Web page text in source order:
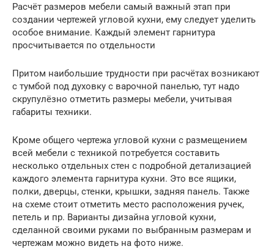
Расчёт размеров мебели самый важный этап при
создании чертежей угловой кухни, ему следует уделить
особое внимание. Каждый элемент гарнитура
просчитывается по отдельности
Притом наибольшие трудности при расчётах возникают
с тумбой под духовку с варочной панелью, тут надо
скрупулёзно отметить размеры мебели, учитывая
габариты техники.
Кроме общего чертежа угловой кухни с размещением
всей мебели с техникой потребуется составить
несколько отдельных стен с подробной детализацией
каждого элемента гарнитура кухни. Это все ящики,
полки, дверцы, стенки, крышки, задняя панель. Также
на схеме стоит отметить место расположения ручек,
петель и пр. Варианты дизайна угловой кухни,
сделанной своими руками по выбранным размерам и
чертежам можно видеть на фото ниже.